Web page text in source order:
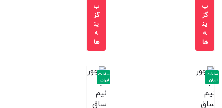
ب
گز
ین
ه
ها
ب
گز
ین
ه
ها
ساخت
ایران
ساخت
ایران